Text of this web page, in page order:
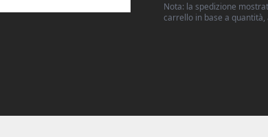
Nota: la spedizione
carrello in base a